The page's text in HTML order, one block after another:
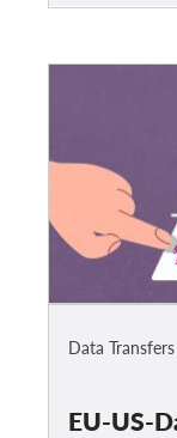
Data Transfers
EU-US-